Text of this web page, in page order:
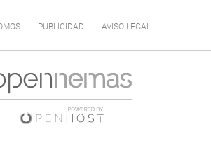
PUBLICIDAD AVISO LEGAL